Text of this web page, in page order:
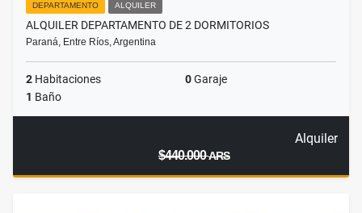
DEPARTAMENTO ALQUILER
ALQUILER DEPARTAMENTO DE 2 DORMITORIOS
Paraná, Entre Ríos, Argentina
2 Habitaciones 0Garaje
1 Baño
Alquiler
$440.000ARS